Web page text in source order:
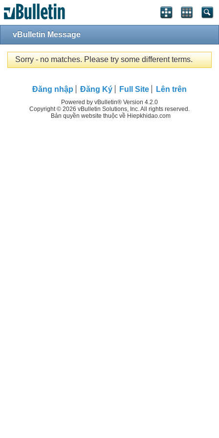
vBulletin Message
Sorry - no matches. Please try some different terms.
Đăng nhập Đăng Ký Full Site Lên trên
Powered by vBulletin® Version 4.2.0
Copyright © 2026 vBulletin Solutions, Inc. All rights reserved.
Bản quyền website thuộc về Hiepkhidao.com